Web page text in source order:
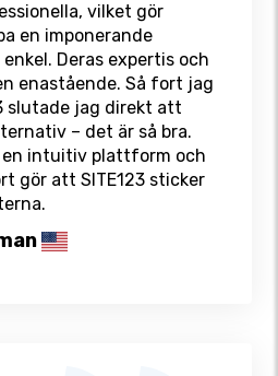
vilket gör
en imponerande
Deras expertis och
enastående. Så fort jag
slutade jag direkt att
– det är så bra.
en intuitiv plattform och
gör att SITE123 sticker